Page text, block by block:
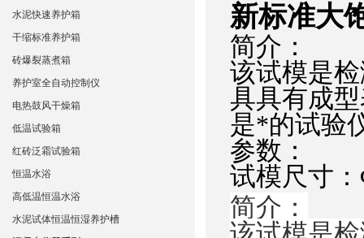
新标准大
简介：
该试模是
具具有成
是*的试验
参数：
试模尺寸
简介：
水泥快速养护箱
干缩标准养护箱
砖爆裂蒸煮箱
养护室全自动控制仪
电热鼓风干燥箱
低温试验箱
红砖泛霜试验箱
恒温水浴
高低温恒温水浴
水泥试体恒温恒湿养护槽